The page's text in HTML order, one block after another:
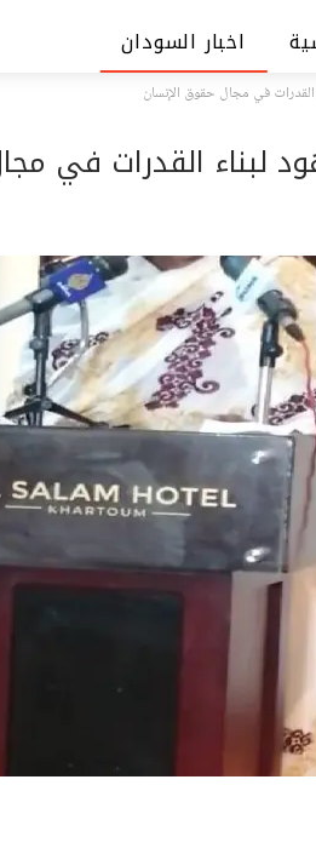
اخبار السودان
القدرات في مجال حقوق الإنسان
لبناء القدرات في